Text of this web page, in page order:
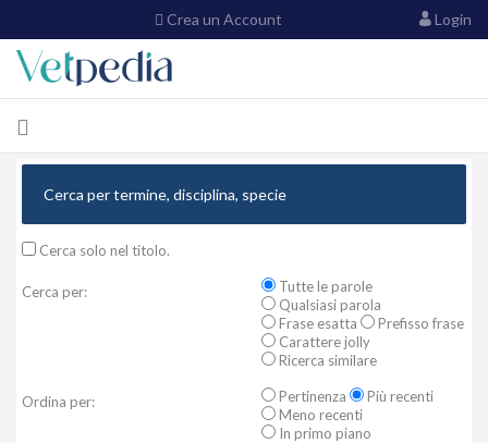
Crea un Account Login
Cerca solo nel titolo.
Cerca per:
Tutte le parole
Qualsiasi parola
Frase esatta
Prefisso frase
Carattere jolly
Ricerca similare
Ordina per: Pertinenza
Più recenti
Meno recenti
In primo piano